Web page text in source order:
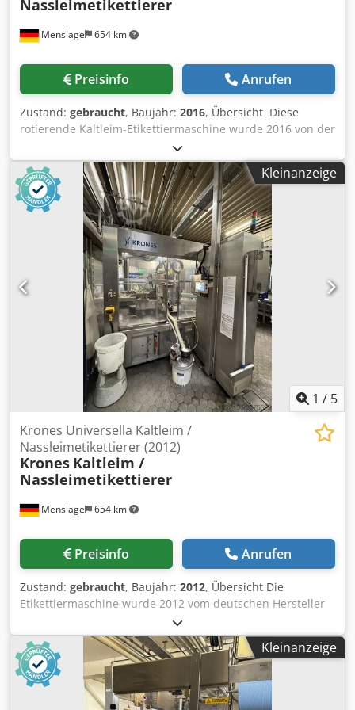
Menslage 654 km
Nassleimetikettierer
Preisinfo Anrufen
Zustand: gebraucht, Baujahr: 2016, Übersicht Diese
rotierende Kaltleim-Etikettiermaschine wurde 2016 von der
deutschen Firma KRONES hergestellt. Die Maschine ist für
Hochgeschwindigkeits-Getränkeabfüllanlagen ausgelegt
und mit drei Kaltleim-Etikettieraggregaten für Vorder-,
Rücken- und Halsetiketten ausgestattet. Die Maschine ist
gebraucht und noch betriebsbereit. Technische Daten -
Leistung: ca. 33.000 Flaschen/Stunde - Formate: - 0,75 GDB
DN2 - 0,5 l Langhals-Bier - 0,33 l Longneck - 0,25 l
Einzelflasche - Anwendung: Kaltleim-Etikettierung von
Getränkeflaschen - Konfiguration: 2.400-40-188.5, 3
Kaltleim-Etikettieraggregate Dedpfx Aezhaadsarjck -
Etikettenpositionen: Vorderseite, Rückseite, Hals -
Integrierte Systeme: Domino-Codiersystem, Krones
Checkmat 731-Inspektionssystem, Plasmatreat für
Versiegelungsetiketten
Kleinanzeige
1 / 5
Menslage 654 km
Krones Universella Kaltleim /
Nassleimetikettierer (2012)
Krones Kaltleim /
Nassleimetikettierer
Preisinfo Anrufen
Zustand: gebraucht, Baujahr: 2012, Übersicht Die
Etikettiermaschine wurde 2012 vom deutschen Hersteller
Krones hergestellt. Die Maschine wurde regelmäßig vom
Originalhersteller gewartet und ist noch bis Anfang 2027
in Betrieb. Da das verkaufende
Mineralwasserunternehmen eine komplett neue
Abfüllanlage erhält, verkauft es die gebrauchten
Maschinen seiner aktuellen Anlage, die sich noch in gutem
Kleinanzeige